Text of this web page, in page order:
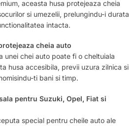
aceasta husa protejeaza cheia
si umezelii, prelungindu-i durata
intacta.
cheia auto
unei chei auto poate fi o cheltuiala
husa accesibila, previi uzura zilnica si
ti bani si timp.
pentru Suzuki, Opel, Fiat si
special pentru cheile auto ale